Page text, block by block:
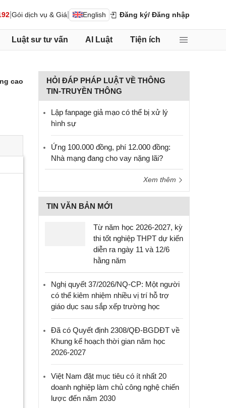
Gói dịch vụ & Giá English Đăng ký/ Đăng nhập
Luật sư tư vấn AI Luật Tiện ích
cao
HỎI ĐÁP PHÁP LUẬT VỀ THÔNG
TIN-TRUYỀN THÔNG
Lập fanpage giả mạo có thể bị xử lý
hình sự
Ứng 100.000 đồng, phí 12.000 đồng:
Nhà mạng đang cho vay nặng lãi?
Xem thêm
TIN VĂN BẢN MỚI
Từ năm học 2026-2027, kỳ
thi tốt nghiệp THPT dự kiến
diễn ra ngày 11 và 12/6
hằng năm
Nghị quyết 37/2026/NQ-CP: Một người
có thể kiêm nhiệm nhiều vị trí hỗ trợ
giáo dục sau sắp xếp trường học
Đã có Quyết định 2308/QĐ-BGDĐT về
Khung kế hoạch thời gian năm học
2026-2027
Việt Nam đặt mục tiêu có ít nhất 20
doanh nghiệp làm chủ công nghệ chiến
lược đến năm 2030